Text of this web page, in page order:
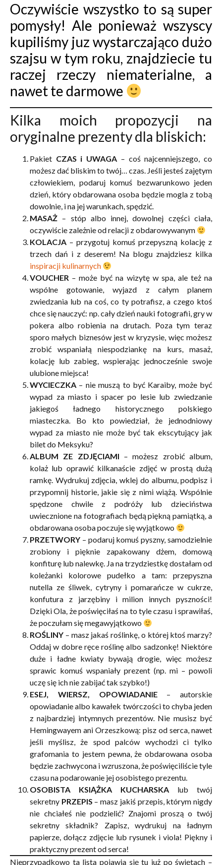
Oczywiście wszystko to są super
pomysły! Ale ponieważ wszyscy
kupiliśmy juz wystarczająco dużo
szajsu w tym roku, znajdziecie tu
raczej rzeczy niematerialne, a
nawet te darmowe
Kilka moich propozycji na
oryginalne prezenty dla bliskich:
Pakiet CZAS i UWAGA – coś najcenniejszego, co
możesz dać bliskim to twój… czas. Jeśli jesteś zajętym
człowiekiem, podaruj komuś bezwarunkowo jeden
dzień, który obdarowana osoba będzie mogla z tobą
dowolnie, i na jej warunkach, spędzić.
MASAŻ – stóp albo innej, dowolnej części ciała,
oczywiście zależnie od relacji z obdarowywanym
KOLACJA – przygotuj komuś przepyszną kolację z
trzech dań i z deserem! Na blogu znajdziesz kilka
inspiracji kulinarnych
VOUCHER – może być na wizytę w spa, ale też na
wspólne gotowanie, wyjazd z całym planem
zwiedzania lub na coś, co ty potrafisz, a czego ktoś
chce się nauczyć: np. cały dzień nauki fotografii, gry w
pokera albo robienia na drutach. Poza tym teraz
sporo małych biznesów jest w kryzysie, więc możesz
zrobić wspaniałą niespodziankę na kurs, masaż,
kolację lub zabieg, wspierając jednocześnie swoje
ulubione miejsca!
WYCIECZKA – nie muszą to być Karaiby, może być
wypad za miasto i spacer po lesie lub zwiedzanie
jakiegoś ładnego historycznego polskiego
miasteczka. Bo kto powiedział, że jednodniowy
wypad za miasto nie może być tak ekscytujący jak
bilet do Meksyku?
ALBUM ZE ZDJĘCIAMI – możesz zrobić album,
kolaż lub oprawić kilkanaście zdjęć w prostą dużą
ramkę. Wydrukuj zdjęcia, wklej do albumu, podpisz i
przypomnij historie, jakie się z nimi wiążą. Wspólnie
spędzone chwile z podróży lub dzieciństwa
uwiecznione na fotografiach będą piękną pamiątką, a
obdarowana osoba poczuje się wyjątkowo
PRZETWORY – podaruj komuś pyszny, samodzielnie
zrobiony i pięknie zapakowany dżem, domową
konfiturę lub nalewkę. Ja na trzydziestkę dostałam od
koleżanki kolorowe pudełko a tam: przepyszna
nutella ze śliwek, cytryny i pomarańcze w cukrze,
konfutura z jarzębiny i milion innych pyszności!
Dzięki Ola, że poświęciłaś na to tyle czasu i sprawiłaś,
że poczułam się megawyjątkowo
ROŚLINY – masz jakaś roślinkę, o której ktoś marzy?
Oddaj w dobre ręce roślinę albo sadzonkę! Niektóre
duże i ładne kwiaty bywają drogie, więc możesz
sprawic komuś wspaniały prezent (np. mi – powoli
uczę się ich nie zabijać tak szybko!)
ESEJ, WIERSZ, OPOWIADANIE– autorskie
opowiadanie albo kawałek twórczości to chyba jeden
z najbardziej intymnych prezentów. Nie musisz być
Hemingwayem ani Orzeszkową: pisz od serca, nawet
jeśli myślisz, że spod palców wychodzi ci tylko
grafomania to jestem pewna, że obdarowana osoba
będzie zachwycona i wzruszona, że poświęciliście tyle
czasu na podarowanie jej osobistego prezentu.
OSOBISTA
KSIĄŻKA KUCHARSKA lub twój
sekretny PRZEPIS – masz jakiś przepis, którym nigdy
nie chciałeś nie podzielić? Znajomi proszą o twój
sekretny składnik? Zapisz, wydrukuj na ładnym
papierze, dołącz zdjęcie lub rysunek i viola! Piękny i
praktyczny prezent od serca!
Nieprzypadkowo ta lista pojawia się tu już po świętach –